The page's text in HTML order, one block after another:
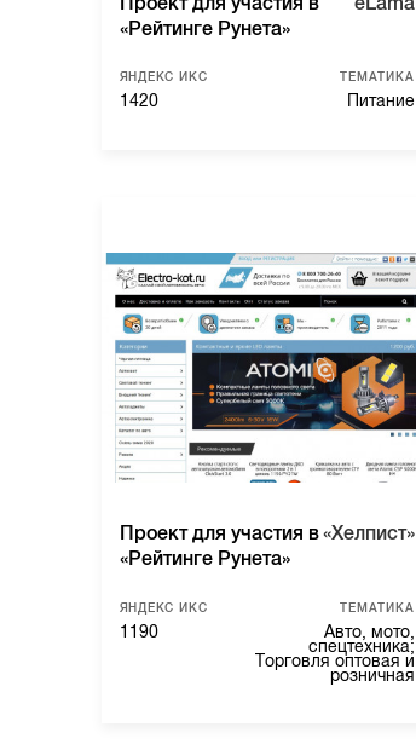
«Рейтинге Рунета»
ЯНДЕКС ИКС
1420
ТЕМАТИКА
Питание
Проект для участия в
«Рейтинге Рунета»
«Хелпист»
ЯНДЕКС ИКС
1190
ТЕМАТИКА
Авто, мото,
спецтехника;
Торговля оптовая и
розничная